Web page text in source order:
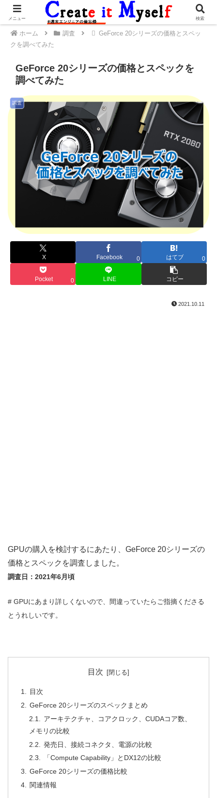
ホーム 調査
GeForce 20シリーズの価格とスペッ
クを調べてみた
GeForce 20シリーズの価格とスペックを
調べてみた
調査
X Facebook 0 はてブ 0
Pocket 0 LINE コピー
2021.10.11
GPUの購入を検討するにあたり、GeForce 20シリーズの
価格とスペックを調査しました。
調査日：2021年6月頃
# GPUにあまり詳しくないので、間違っていたらご指摘くださる
とうれしいです。
目次
目次
GeForce 20シリーズのスペックまとめ
アーキテクチャ、コアクロック、CUDAコア数、
メモリの比較
発売日、接続コネクタ、電源の比較
「Compute Capability」とDX12の比較
GeForce 20シリーズの価格比較
関連情報
メニュー 検索